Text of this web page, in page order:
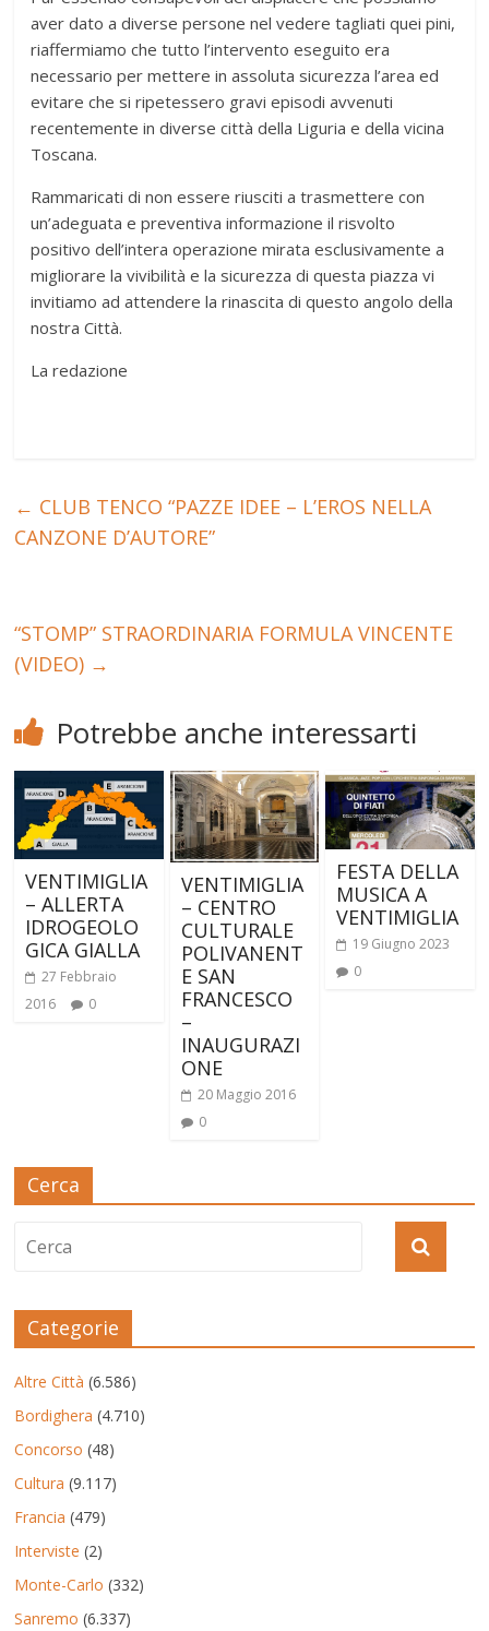
aver dato a diverse persone nel vedere tagliati quei pini,
riaffermiamo che tutto l’intervento eseguito era
necessario per mettere in assoluta sicurezza l’area ed
evitare che si ripetessero gravi episodi avvenuti
recentemente in diverse città della Liguria e della vicina
Toscana.
Rammaricati di non essere riusciti a trasmettere con
un’adeguata e preventiva informazione il risvolto
positivo dell’intera operazione mirata esclusivamente a
migliorare la vivibilità e la sicurezza di questa piazza vi
invitiamo ad attendere la rinascita di questo angolo della
nostra Città.
La redazione
← CLUB TENCO “PAZZE IDEE – L’EROS NELLA
CANZONE D’AUTORE”
“STOMP” STRAORDINARIA FORMULA VINCENTE
(VIDEO) →
Potrebbe anche interessarti
VENTIMIGLIA
– ALLERTA
IDROGEOLO
GICA GIALLA
27 Febbraio
2016
0
VENTIMIGLIA
– CENTRO
CULTURALE
POLIVANENT
E SAN
FRANCESCO
–
INAUGURAZI
ONE
20 Maggio 2016
0
FESTA DELLA
MUSICA A
VENTIMIGLIA
19 Giugno 2023
0
Cerca
Categorie
Altre Città (6.586)
Bordighera (4.710)
Concorso (48)
Cultura (9.117)
Francia (479)
Interviste (2)
Monte-Carlo (332)
Sanremo (6.337)